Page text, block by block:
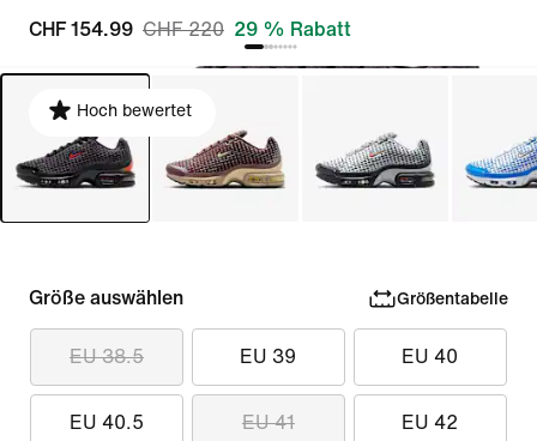
CHF 154.99 CHF 220 29 % Rabatt
Hoch bewertet
Größe auswählen Größentabelle
EU 38.5 EU 39 EU 40
EU 40.5 EU 41 EU 42